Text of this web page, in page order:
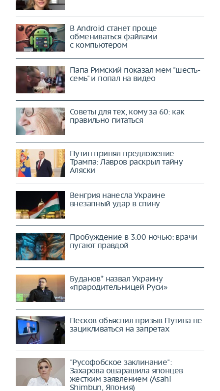
В Android станет проще
обмениваться файлами
с компьютером
Папа Римский показал мем "шесть-
семь" и попал на видео
Советы для тех, кому за 60: как
правильно питаться
Путин принял предложение
Трампа: Лавров раскрыл тайну
Аляски
Венгрия нанесла Украине
внезапный удар в спину
Пробуждение в 3.00 ночью: врачи
пугают правдой
Буданов* назвал Украину
«прародительницей Руси»
Песков объяснил призыв Путина не
зацикливаться на запретах
"Русофобское заклинание":
Захарова ошарашила японцев
жестким заявлением (Asahi
Shimbun, Япония)